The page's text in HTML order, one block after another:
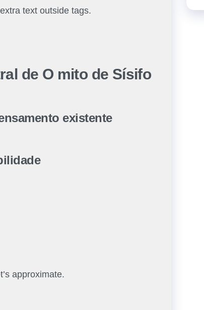
text outside tags.
de O mito de Sísifo
existente
approximate.